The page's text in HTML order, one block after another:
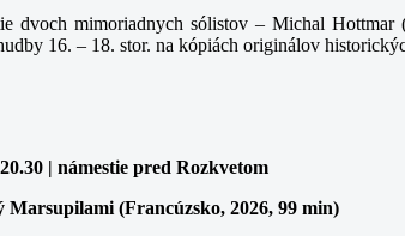
dvoch mimoriadnych sólistov – Michal
16. – 18. stor. na kópiách originálov
| námestie pred Rozkvetom
(Francúzsko, 2026, 99 min)